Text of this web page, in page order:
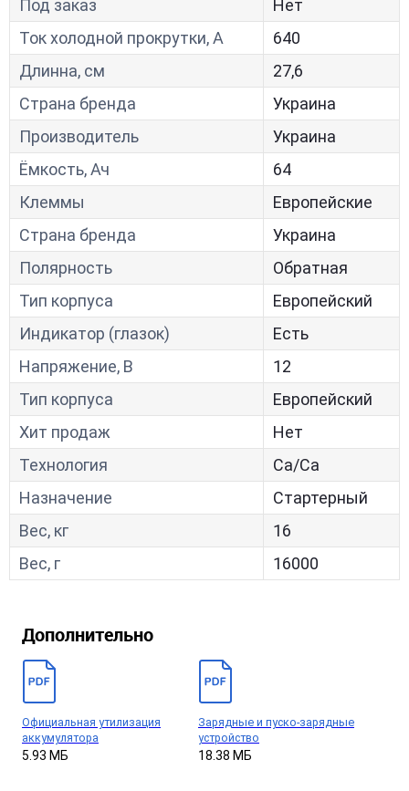
Под заказ
Нет
Ток холодной прокрутки, A
640
Длинна, см
27,6
Страна бренда
Украина
Производитель
Украина
Ёмкость, Ач
64
Клеммы
Европейские
Страна бренда
Украина
Полярность
Обратная
Тип корпуса
Европейский
Индикатор (глазок)
Есть
Напряжение, В
12
Тип корпуса
Европейский
Хит продаж
Нет
Технология
Са/Са
Назначение
Стартерный
Вес, кг
16
Вес, г
16000
Дополнительно
Официальная утилизация
аккумулятора
5.93 МБ
Зарядные и пуско-зарядные
устройство
18.38 МБ